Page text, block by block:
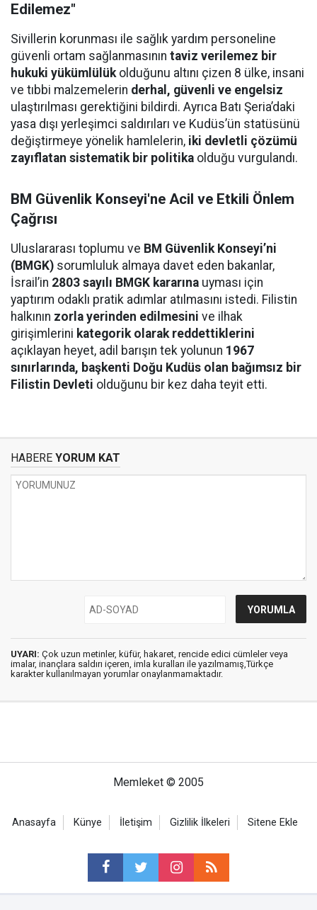
Edilemez"
Sivillerin korunması ile sağlık yardım personeline
güvenli ortam sağlanmasının taviz verilemez bir
hukuki yükümlülükolduğunu altını çizen 8 ülke, insani
ve tıbbi malzemelerin derhal, güvenli ve engelsiz
ulaştırılması gerektiğini bildirdi. Ayrıca Batı Şeria’daki
yasa dışı yerleşimci saldırıları ve Kudüs’ün statüsünü
değiştirmeye yönelik hamlelerin, iki devletli çözümü
zayıflatan sistematik bir politika olduğu vurgulandı.
BM Güvenlik Konseyi'ne Acil ve Etkili Önlem
Çağrısı
Uluslararası toplumu ve BM Güvenlik Konseyi’ni
(BMGK) sorumluluk almaya davet eden bakanlar,
İsrail’in 2803 sayılı BMGK kararına uyması için
yaptırım odaklı pratik adımlar atılmasını istedi. Filistin
halkının zorla yerinden edilmesini ve ilhak
girişimlerini kategorik olarak reddettiklerini
açıklayan heyet, adil barışın tek yolunun 1967
sınırlarında, başkenti Doğu Kudüs olan bağımsız bir
Filistin Devleti olduğunu bir kez daha teyit etti.
HABERE YORUM KAT
UYARI: Çok uzun metinler, küfür, hakaret, rencide edici cümleler veya
imalar, inançlara saldırı içeren, imla kuralları ile yazılmamış,Türkçe
karakter kullanılmayan yorumlar onaylanmamaktadır.
Memleket © 2005
Anasayfa Künye İletişim Gizlilik İlkeleri Sitene Ekle